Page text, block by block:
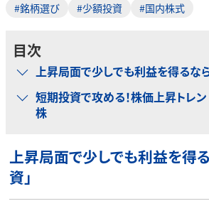
#銘柄選び #少額投資 #国内株式
目次
上昇局面で少しでも利益を得るなら
短期投資で攻める！株価上昇トレ
株
上昇局面で少しでも利益を得
資」